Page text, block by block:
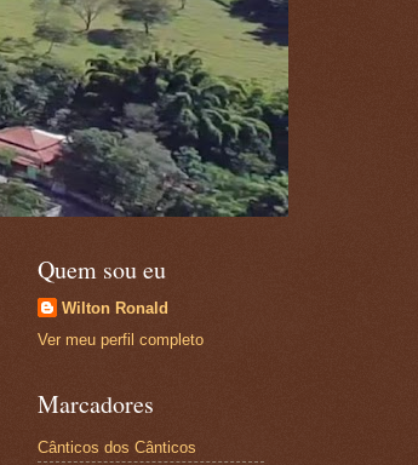
Quem sou eu
Wilton Ronald
Ver meu perfil completo
Marcadores
Cânticos dos Cânticos